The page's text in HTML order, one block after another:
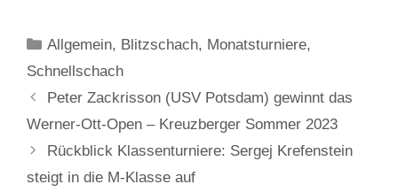
Kategorien
Allgemein, Blitzschach, Monatsturniere,
Schnellschach
Peter Zackrisson (USV Potsdam) gewinnt das
Werner-Ott-Open – Kreuzberger Sommer 2023
Rückblick Klassenturniere: Sergej Krefenstein
steigt in die M-Klasse auf